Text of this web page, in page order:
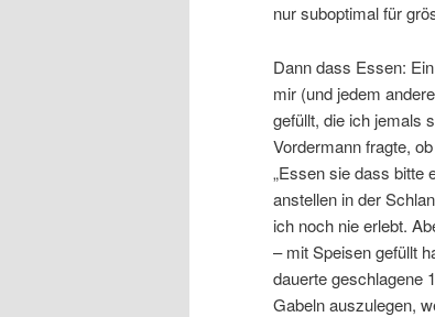
nur suboptimal für
Dann dass Essen:
mir (und jedem
gefüllt, die ich jemals
Vordermann fragte,
„Essen sie dass bitte
anstellen in der
ich noch nie erlebt.
– mit Speisen gefüllt
dauerte geschlagene
Gabeln auszulegen,